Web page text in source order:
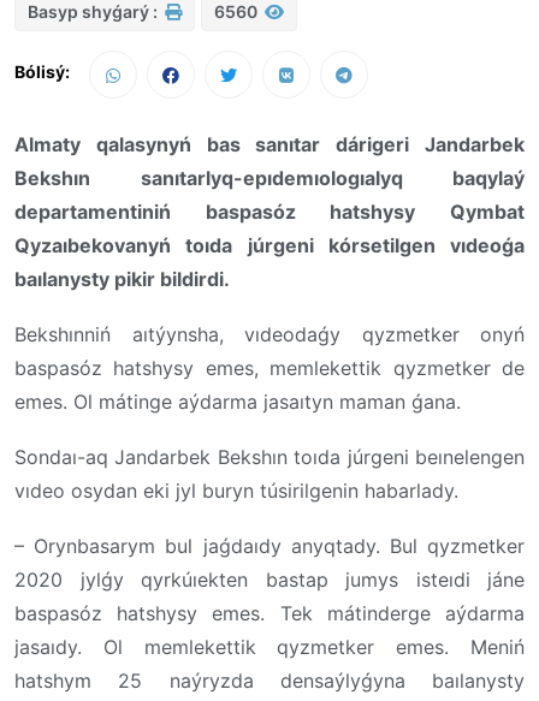
Basyp shyǵarý : 6560
Bólisý:
Almaty qalasynyń bas sanıtar dárigeri Jandarbek
Bekshın sanıtarlyq-epıdemıologıalyq baqylaý
departamentiniń baspasóz hatshysy Qymbat
Qyzaıbekovanyń toıda júrgeni kórsetilgen vıdeoǵa
baılanysty pikir bildirdi.
Bekshınniń aıtýynsha, vıdeodaǵy qyzmetker onyń
baspasóz hatshysy emes, memlekettik qyzmetker de
emes. Ol mátinge aýdarma jasaıtyn maman ǵana.
Sondaı-aq Jandarbek Bekshın toıda júrgeni beınelengen
vıdeo osydan eki jyl buryn túsirilgenin habarlady.
– Orynbasarym bul jaǵdaıdy anyqtady. Bul qyzmetker
2020 jylǵy qyrkúıekten bastap jumys isteıdi jáne
baspasóz hatshysy emes. Tek mátinderge aýdarma
jasaıdy. Ol memlekettik qyzmetker emes. Meniń
hatshym 25 naýryzda densaýlyǵyna baılanysty